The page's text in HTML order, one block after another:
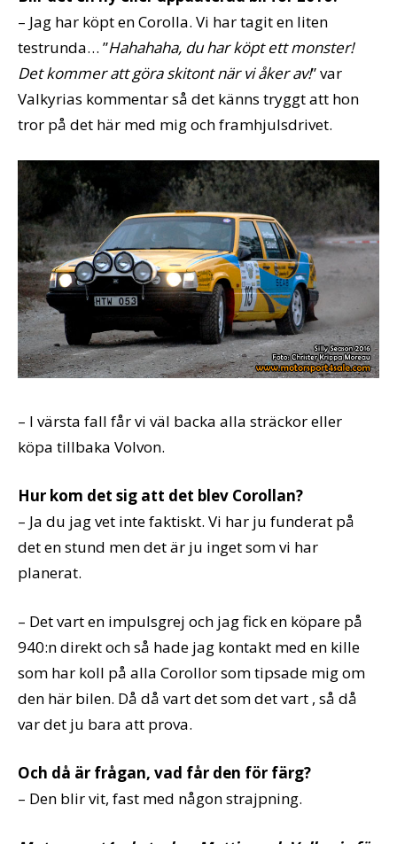
– Jag har köpt en Corolla. Vi har tagit en liten
testrunda… ”Hahahaha, du har köpt ett monster!
Det kommer att göra skitont när vi åker av!” var
Valkyrias kommentar så det känns tryggt att hon
tror på det här med mig och framhjulsdrivet.
– I värsta fall får vi väl backa alla sträckor eller
köpa tillbaka Volvon.
Hur kom det sig att det blev Corollan?
– Ja du jag vet inte faktiskt. Vi har ju funderat på
det en stund men det är ju inget som vi har
planerat.
– Det vart en impulsgrej och jag fick en köpare på
940:n direkt och så hade jag kontakt med en kille
som har koll på alla Corollor som tipsade mig om
den här bilen. Då då vart det som det vart , så då
var det ju bara att prova.
Och då är frågan, vad får den för färg?
– Den blir vit, fast med någon strajpning.